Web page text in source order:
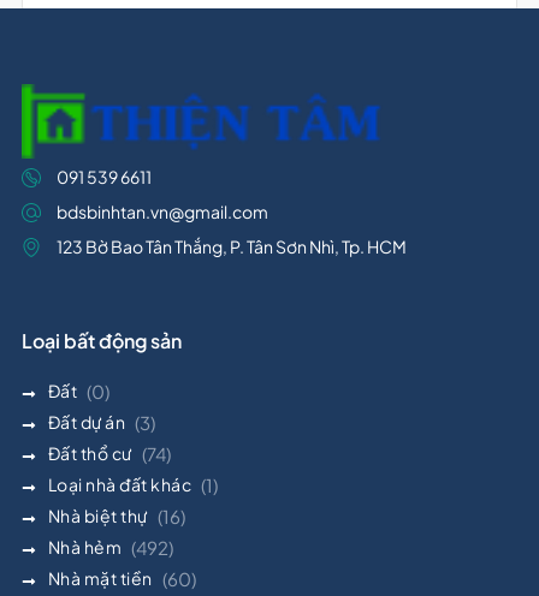
091 539 6611
bdsbinhtan.vn@gmail.com
123 Bờ Bao Tân Thắng, P. Tân Sơn Nhì, Tp. HCM
Loại bất động sản
Đất (0)
Đất dự án (3)
Đất thổ cư (74)
Loại nhà đất khác (1)
Nhà biệt thự (16)
Nhà hẻm (492)
Nhà mặt tiền (60)